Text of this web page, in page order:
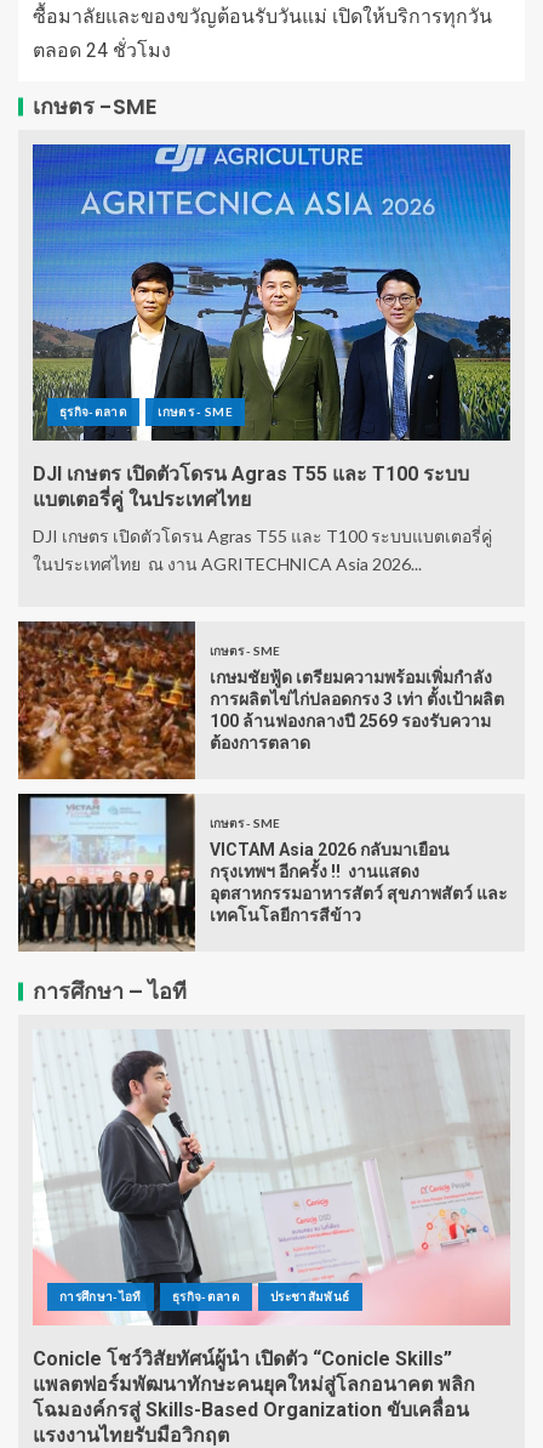
ซื้อมาลัยและของขวัญต้อนรับวันแม่ เปิดให้บริการทุกวัน
ตลอด 24 ชั่วโมง
เกษตร -SME
ธุรกิจ-ตลาด เกษตร - SME
DJI เกษตร เปิดตัวโดรน Agras T55 และ T100 ระบบ
แบตเตอรี่คู่ ในประเทศไทย
DJI เกษตร เปิดตัวโดรน Agras T55 และ T100 ระบบแบตเตอรี่คู่
ในประเทศไทย ณ งาน AGRITECHNICA Asia 2026...
เกษตร - SME
เกษมชัยฟู้ด เตรียมความพร้อมเพิ่มกำลัง
การผลิตไข่ไก่ปลอดกรง 3 เท่า ตั้งเป้าผลิต
100 ล้านฟองกลางปี 2569 รองรับความ
ต้องการตลาด
เกษตร - SME
VICTAM Asia 2026 กลับมาเยือน
กรุงเทพฯ อีกครั้ง !! งานแสดง
อุตสาหกรรมอาหารสัตว์ สุขภาพสัตว์ และ
เทคโนโลยีการสีข้าว
การศึกษา – ไอที
การศึกษา-ไอที ธุรกิจ-ตลาด ประชาสัมพันธ์
Conicle โชว์วิสัยทัศน์ผู้นำ เปิดตัว “Conicle Skills”
แพลตฟอร์มพัฒนาทักษะคนยุคใหม่สู่โลกอนาคต พลิก
โฉมองค์กรสู่ Skills-Based Organization ขับเคลื่อน
แรงงานไทยรับมือวิกฤต